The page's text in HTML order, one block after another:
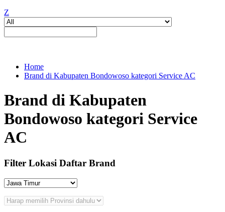
Z
Home
Brand di Kabupaten Bondowoso kategori Service AC
Brand di Kabupaten
Bondowoso kategori Service
AC
Filter Lokasi Daftar Brand